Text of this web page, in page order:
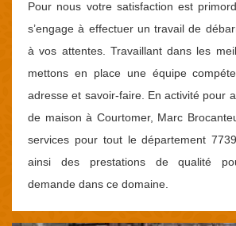
Pour nous votre satisfaction est
s’engage à effectuer un travail de
à vos attentes. Travaillant dans les
mettons en place une équipe
adresse et savoir-faire. En activité pour
de maison à Courtomer, Marc
services pour tout le département
ainsi des prestations de qualité
demande dans ce domaine.